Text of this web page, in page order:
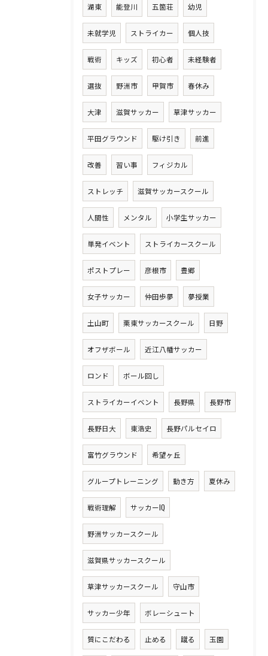
湖東 能登川 五箇荘 幼児
未就学児 ストライカー 個人技
戦術 キッズ 初心者 未経験者
選抜 野洲市 甲賀市 春休み
大津 滋賀サッカー 草津サッカー
平田グラウンド 駆け引き 前進
改善 習い事 フィジカル
ストレッチ 滋賀サッカースクール
人間性 メンタル 小学生サッカー
単発イベント ストライカースクール
ポストプレー 彦根市 豊郷
女子サッカー 仲田歩夢 夢授業
土山町 栗東サッカースクール 日野
オフザボール 近江八幡サッカー
ロンド ボール回し
ストライカーイベント 長野県 長野市
長野日大 東浩史 長野パルセイロ
富竹グラウンド 希望ヶ丘
グループトレーニング 動き方 夏休み
戦術理解 サッカーIQ
野洲サッカースクール
滋賀県サッカースクール
草津サッカースクール 守山市
サッカー少年 ボレーシュート
質にこだわる 止める 蹴る 玉園